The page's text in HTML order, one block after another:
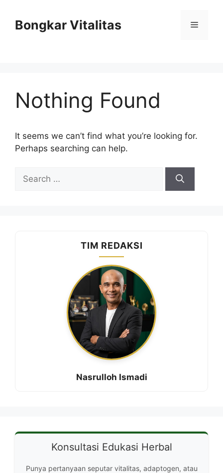
contentBongkar Vitalitas Menu
Nothing Found
It seems we can’t find what you’re looking for.
Perhaps searching can help.
Search
for:
TIM REDAKSI
Nasrulloh Ismadi
Konsultasi Edukasi Herbal
Punya pertanyaan seputar vitalitas, adaptogen, atau